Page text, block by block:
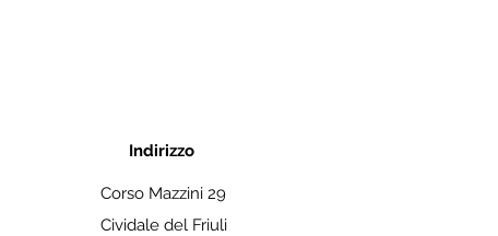
Indirizzo
Corso Mazzini 29
Cividale del Friuli